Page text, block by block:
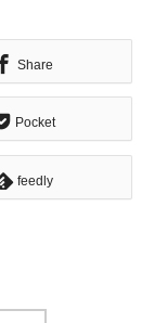
Share
Pocket
feedly